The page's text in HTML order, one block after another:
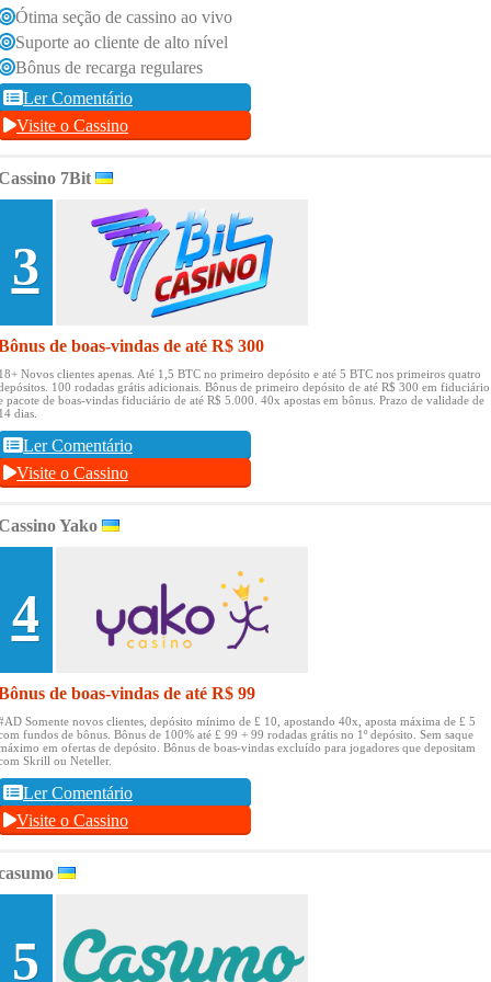
Ótima seção de cassino ao vivo
Suporte ao cliente de alto nível
Bônus de recarga regulares
Ler Comentário
Visite o Cassino
7Bit
3
de boas-vindas de até R$ 300
Novos clientes apenas. Até 1,5 BTC no primeiro depósito e até 5 BTC nos primeiros quatro
100 rodadas grátis adicionais. Bônus de primeiro depósito de até R$ 300 em fiduciário
pacote de boas-vindas fiduciário de até R$ 5.000. 40x apostas em bônus. Prazo de validade de
dias.
Ler Comentário
Visite o Cassino
Yako
4
de boas-vindas de até R$ 99
Somente novos clientes, depósito mínimo de £ 10, apostando 40x, aposta máxima de £ 5
fundos de bônus. Bônus de 100% até £ 99 + 99 rodadas grátis no 1º depósito. Sem saque
em ofertas de depósito. Bônus de boas-vindas excluído para jogadores que depositam
Skrill ou Neteller.
Ler Comentário
Visite o Cassino
5